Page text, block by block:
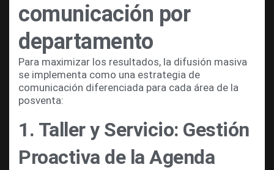
comunicación por
departamento
Para maximizar los resultados, la difusión masiva
se implementa como una estrategia de
comunicación diferenciada para cada área de la
posventa:
1. Taller y Servicio: Gestión
Proactiva de la Agenda